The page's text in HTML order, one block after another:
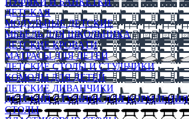
ДЕТСКАЯ
МОДУЛЬНЫЕ ДЕТСКИЕ
МЕБЕЛЬ ДЛЯ ШКОЛЬНИКА
ДЕТСКИЕ КРОВАТИ
МАТРАСЫ ДЛЯ ДЕТЕЙ
ДЕТСКИЕ СТОЛЫ И СТУЛЬЧИКИ
КОМОДЫ ДЛЯ ДЕТЕЙ
ДЕТСКИЕ ДИВАНЧИКИ
ДЕТСКИЙ СТУЛЬЧИК ДЛЯ КОРМЛЕНИЯ
СТОЛЫ